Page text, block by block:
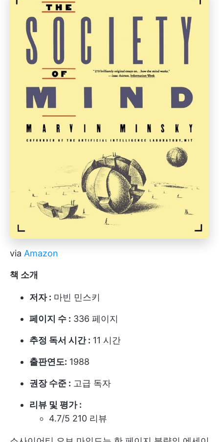
via Amazon
책 소개
저자 : 마빈 민스키
페이지 수 : 336 페이지
추정 독서 시간 : 11 시간
출판연도: 1988
권장 수준 : 고급 독자
리뷰 및 평가 :
4.7/5 210 리뷰